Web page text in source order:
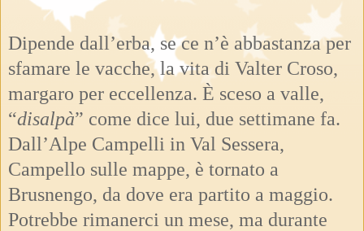
Dipende dall’erba, se ce n’è abbastanza per
sfamare le vacche, la vita di Valter Croso,
margaro per eccellenza. È sceso a valle,
“disalpà” come dice lui, due settimane fa.
Dall’Alpe Campelli in Val Sessera,
Campello sulle mappe, è tornato a
Brusnengo, da dove era partito a maggio.
Potrebbe rimanerci un mese, ma durante